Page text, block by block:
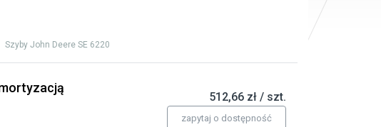
Szyby John Deere SE 6220
512,66 zł / szt.
zapytaj o dostępność